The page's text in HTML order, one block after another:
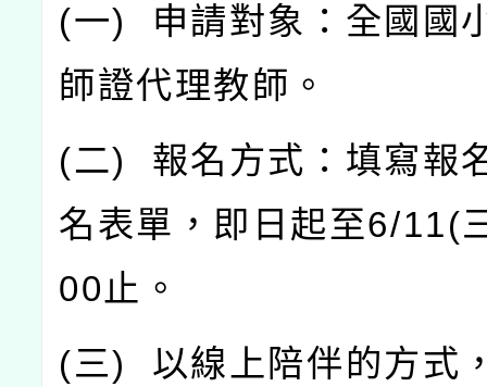
(一) 申請對象：全國國
師證代理教師。
(二) 報名方式：填寫報
名表單，即日起至6/11(
00 止。
(三) 以線上陪伴的方式